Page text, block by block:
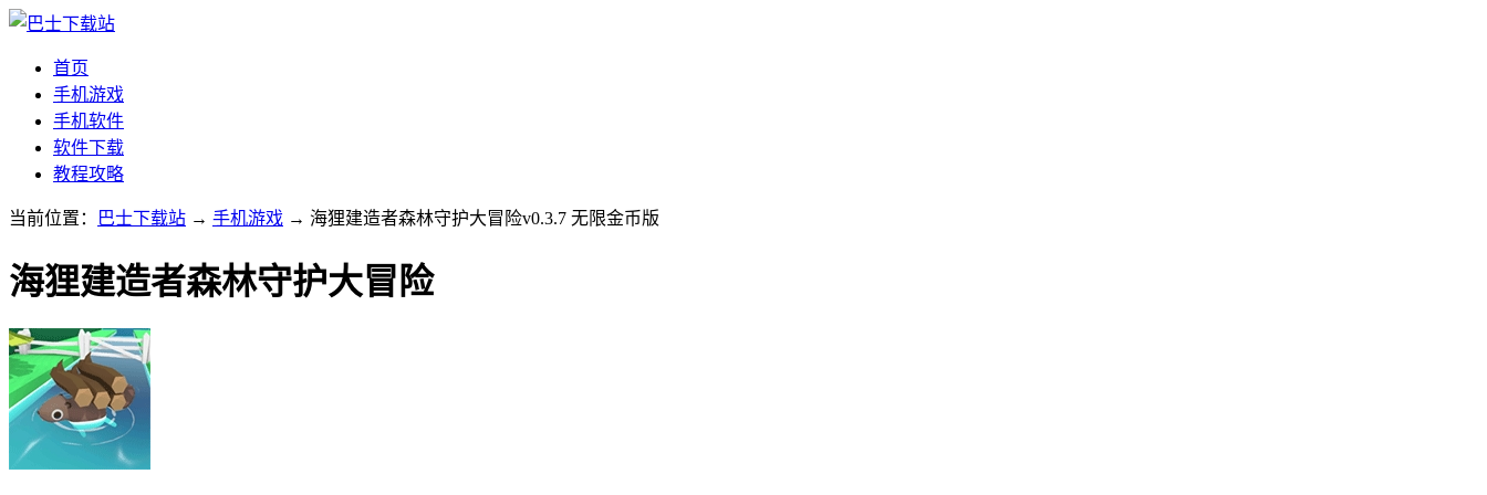
首页
手机游戏
手机软件
软件下载
教程攻略
当前位置： 巴士下载站 → 手机游戏 → 海狸建造者森林守护大冒险v0.3.7 无限金币版
海狸建造者森林守护大冒险